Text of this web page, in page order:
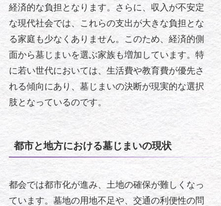
経済的な負担となります。さらに、収入が不安定
な現代社会では、これらの支出が大きな負担とな
る家庭も少なくありません。このため、経済的側
面から墓じまいを選ぶ家族も増加しています。特
に若い世代においては、生活費や教育費が優先さ
れる傾向にあり、墓じまいの決断が現実的な選択
肢となっているのです。
都市と地方における墓じまいの現状
都会では都市化が進み、土地の確保が難しくなっ
ています。墓地の用地不足や、交通の利便性の問